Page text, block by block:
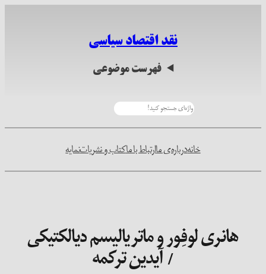
نقد اقتصاد سیاسی
فهرست موضوعی
خانهدرباره‌ی ماارتباط با ماکتاب و نشریاتنمایه
هانری لوفِور و ماتریالیسم دیالکتیکی
/ آیدین ترکمه